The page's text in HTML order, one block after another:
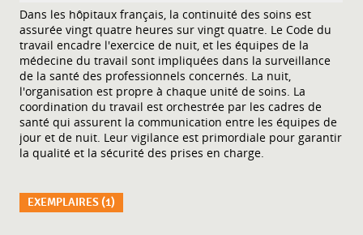
Dans les hôpitaux français, la continuité des soins est
assurée vingt quatre heures sur vingt quatre. Le Code du
travail encadre l'exercice de nuit, et les équipes de la
médecine du travail sont impliquées dans la surveillance
de la santé des professionnels concernés. La nuit,
l'organisation est propre à chaque unité de soins. La
coordination du travail est orchestrée par les cadres de
santé qui assurent la communication entre les équipes de
jour et de nuit. Leur vigilance est primordiale pour garantir
la qualité et la sécurité des prises en charge.
EXEMPLAIRES (1)